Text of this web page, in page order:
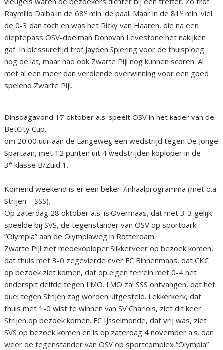
Raymillo Dalba in de 68e min. de paal. Maar in de 81 e min. viel
de 0-3 dan toch en was het Ricky van Haaren, die na een
dieptepass OSV-doelman Donovan Levestone het nakijken
gaf. In blessuretijd trof Jayden Spiering voor de thuisploeg
nog de lat, maar had ook Zwarte Pijl nog kunnen scoren. Al
met al een meer dan verdiende overwinning voor een goed
spelend Zwarte Pijl.
Dinsdagavond 17 oktober a.s. speelt OSV in het kader van de
BetCity Cup.
om 20.00 uur aan de Langeweg een wedstrijd tegen De Jonge
Spartaan, met 12 punten uit 4 wedstrijden koploper in de
3 e klasse B/Zuid 1.
Komend weekend is er een beker-/inhaalprogramma (met o.a.
Strijen – SSS).
Op zaterdag 28 oktober a.s. is Overmaas, dat met 3-3 gelijk
speelde bij SVS, de tegenstander van OSV op sportpark
“Olympia” aan de Olympiaweg in Rotterdam.
Zwarte Pijl ziet medekoploper Slikkerveer op bezoek komen,
dat thuis met 3-0 zegevierde over FC Binnenmaas, dat CKC
op bezoek ziet komen, dat op eigen terrein met 0-4 het
onderspit delfde tegen LMO. LMO zal SSS ontvangen, dat het
duel tegen Strijen zag worden uitgesteld. Lekkerkerk, dat
thuis met 1-0 wist te winnen van SV Charlois, ziet dit keer
Strijen op bezoek komen. FC IJsselmonde, dat vrij was, ziet
SVS op bezoek komen en is op zaterdag 4 november a.s. dan
weer de tegenstander van OSV op sportcomplex “Olympia”